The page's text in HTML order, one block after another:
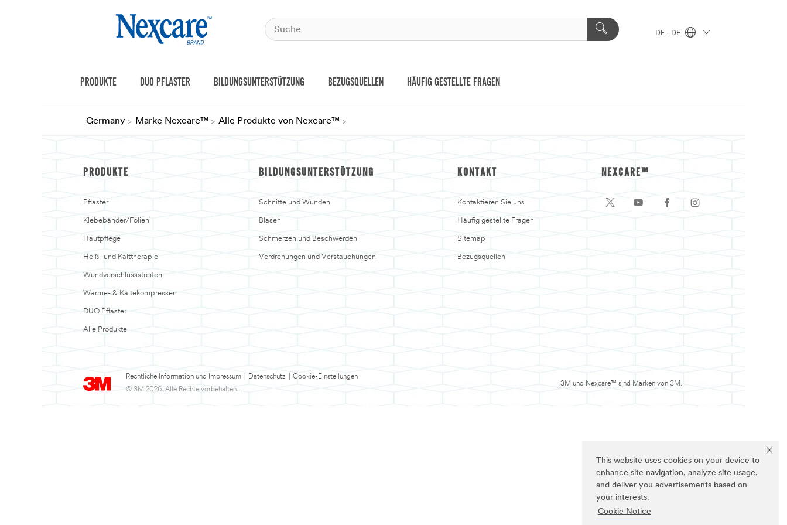
This website uses cookies on your device to
enhance site navigation, analyze site usage,
and deliver you advertisements based on
your interests.
Cookie Notice
DE - DE
PRODUKTE DUO PFLASTER BILDUNGSUNTERSTÜTZUNG BEZUGSQUELLEN HÄUFIG GESTELLTE FRAGEN
Germany Marke Nexcare™ Alle Produkte von Nexcare™
PRODUKTE
Pflaster
Klebebänder/Folien
Hautpflege
Heiß- und Kalttherapie
Wundverschlussstreifen
Wärme- & Kältekompressen
DUO Pflaster
Alle Produkte
BILDUNGSUNTERSTÜTZUNG
Schnitte und Wunden
Blasen
Schmerzen und Beschwerden
Verdrehungen und Verstauchungen
KONTAKT
Kontaktieren Sie uns
Häufig gestellte Fragen
Sitemap
Bezugsquellen
Rechtliche Information und Impressum Datenschutz
Cookie-Einstellungen
© 3M 2026. Alle Rechte vorbehalten..
NEXCARE™
3M und Nexcare™ sind Marken von 3M.